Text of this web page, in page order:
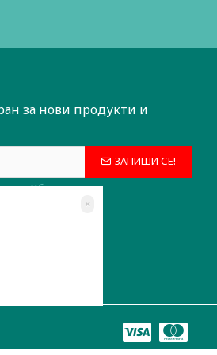
за нови продукти и
ЗАПИШИ СЕ!
сОбщи условия
×